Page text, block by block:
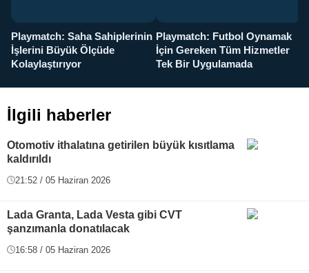
Playmatch: Saha Sahiplerinin
İşlerini Büyük Ölçüde
Kolaylaştırıyor
Playmatch: Futbol Oynamak
İçin Gereken Tüm Hizmetler
Tek Bir Uygulamada
İlgili haberler
Otomotiv ithalatına getirilen büyük kısıtlama
kaldırıldı
21:52 / 05 Haziran 2026
Lada Granta, Lada Vesta gibi CVT
şanzımanla donatılacak
16:58 / 05 Haziran 2026